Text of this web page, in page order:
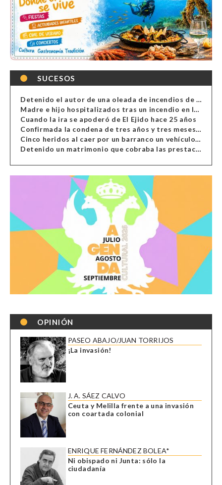
SUCESOS
Detenido el autor de una oleada de incendios de contenedores en Almería
Madre e hijo hospitalizados tras un incendio en la cocina de una vivienda en Almería
Cuando la ira se apoderó de El Ejido hace 25 años
Confirmada la condena de tres años y tres meses al hombre de Antas acusado de xenofobia
Cinco heridos al caer por un barranco un vehículo en Alcolea
Detenido un matrimonio que cobraba las prestaciones de ilegales en Almería, Granada, Málaga, Huelva y Murcia
OPINIÓN
PASEO ABAJO/JUAN TORRIJOS
¡La invasión!
J. A. SÁEZ CALVO
Ceuta y Melilla frente a una invasión
con coartada colonial
ENRIQUE FERNÁNDEZ BOLEA*
Ni obispado ni Junta: sólo la
ciudadanía